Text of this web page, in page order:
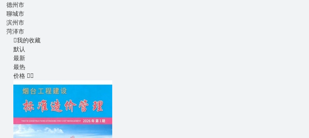
德州市
聊城市
滨州市
菏泽市
我的收藏
默认
最新
最热
价格 